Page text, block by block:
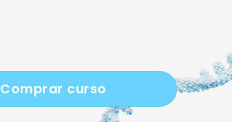
Comprar curso